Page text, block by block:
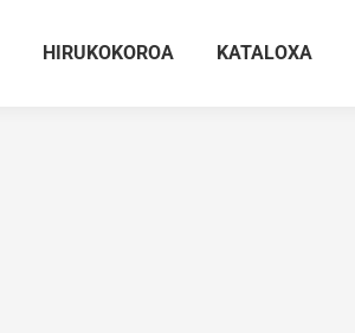
HIRUKOKOROA KATALOXA